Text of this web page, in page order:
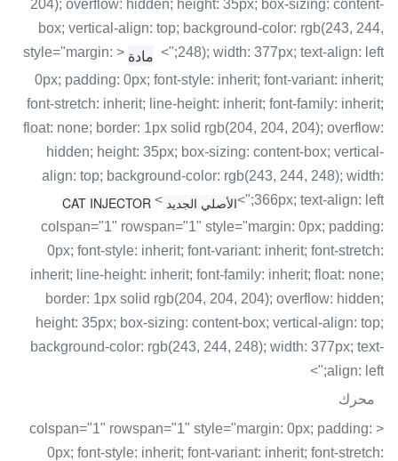
204); overflow: hidden; height: 35px; box-sizing: content-
box; vertical-align: top; background-color: rgb(243, 244,
248); width: 377px; text-align: left;">
مادة
< style="margin:
0px; padding: 0px; font-style: inherit; font-variant: inherit;
font-stretch: inherit; line-height: inherit; font-family: inherit;
float: none; border: 1px solid rgb(204, 204, 204); overflow:
hidden; height: 35px; box-sizing: content-box; vertical-
align: top; background-color: rgb(243, 244, 248); width:
366px; text-align: left;">
الأصلي الجديد CAT INJECTOR <
colspan="1" rowspan="1" style="margin: 0px; padding:
0px; font-style: inherit; font-variant: inherit; font-stretch:
inherit; line-height: inherit; font-family: inherit; float: none;
border: 1px solid rgb(204, 204, 204); overflow: hidden;
height: 35px; box-sizing: content-box; vertical-align: top;
background-color: rgb(243, 244, 248); width: 377px; text-
align: left;">
محرك
< colspan="1" rowspan="1" style="margin: 0px; padding:
0px; font-style: inherit; font-variant: inherit; font-stretch: